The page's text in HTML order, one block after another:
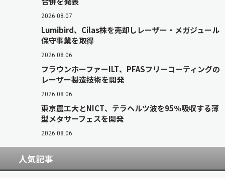
2026.08.07
Lumibird、Cilas株を売却しレーザー・メガジュール
保守事業を取得
2026.08.06
フラウンホーファーILT、PFASフリーコーティングの
レーザー製造技術を開発
2026.08.06
東京農工大とNICT、テラヘルツ波を95％吸収する薄
型メタサーフェスを開発
2026.08.06
人気記事